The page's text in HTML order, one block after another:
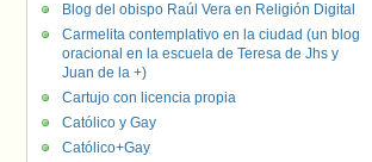
Blog del obispo Raúl Vera en Religión Digital
Carmelita contemplativo en la ciudad (un blog
oracional en la escuela de Teresa de Jhs y
Juan de la +)
Cartujo con licencia propia
Católico y Gay
Católico+Gay